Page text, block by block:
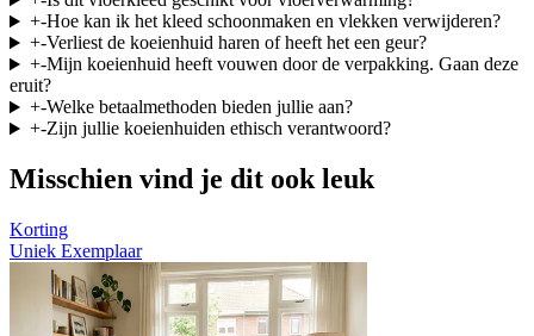
+-Hoe kan ik het kleed schoonmaken en vlekken verwijderen?
+-Verliest de koeienhuid haren of heeft het een geur?
+-Mijn koeienhuid heeft vouwen door de verpakking. Gaan deze
eruit?
+-Welke betaalmethoden bieden jullie aan?
+-Zijn jullie koeienhuiden ethisch verantwoord?
Misschien vind je dit ook leuk
Korting
Uniek Exemplaar